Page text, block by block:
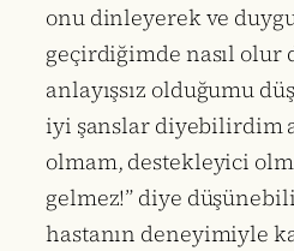
onu dinleyerek ve
geçirdiğimde nasıl olur
anlayışsız olduğumu
iyi şanslar diyebilirdim
olmam, destekleyici
gelmez!” diye
hastanın deneyimiyle